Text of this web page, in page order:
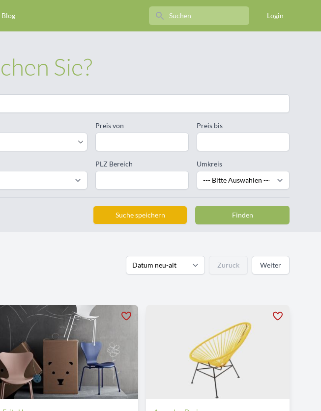
Blog Search Login
Sie?
Preis von Preis bis
PLZ Bereich Umkreis
Suche speichern Finden
Zurück Weiter